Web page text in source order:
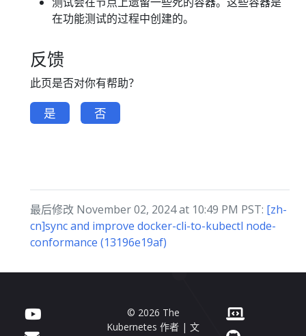
在功能测试的过程中创建的。
反馈
此页是否对你有帮助？
是 否
最后修改 November 02, 2024 at 10:49 PM PST: [zh-
cn]sync and improve docker-cli-to-kubectl node-
conformance (13196e19af)
© 2026 The
Kubernetes 作者 | 文